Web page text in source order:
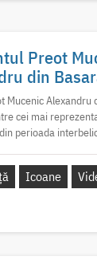
Preot
din
Mucenic Alexandru
cei mai
perioada
Icoane